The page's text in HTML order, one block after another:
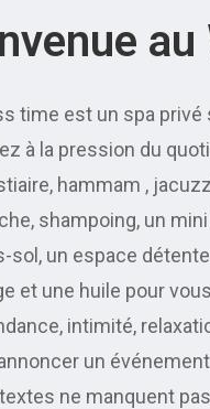
time est un spa privé
à la pression du
hammam ,
shampoing, un
sol, un espace
et une huile pour
intimité,
un
ne manquent